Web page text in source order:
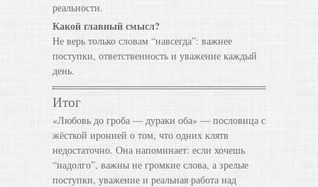
реальности.
Какой главный смысл?
Не верь только словам “навсегда”: важнее
поступки, ответственность и уважение каждый
день.
Итог
«Любовь до гроба — дураки оба» — пословица с
жёсткой иронией о том, что одних клятв
недостаточно. Она напоминает: если хочешь
“надолго”, важны не громкие слова, а зрелые
поступки, уважение и реальная работа над